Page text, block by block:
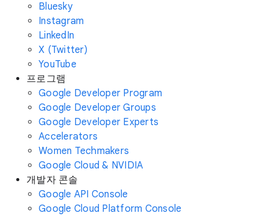
Bluesky
Instagram
LinkedIn
X (Twitter)
YouTube
프로그램
Google Developer Program
Google Developer Groups
Google Developer Experts
Accelerators
Women Techmakers
Google Cloud & NVIDIA
개발자 콘솔
Google API Console
Google Cloud Platform Console